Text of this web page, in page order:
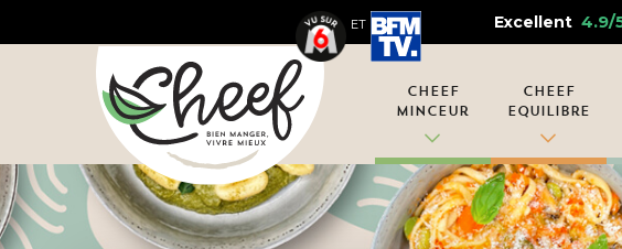
ET Excellent 4.9/
Cheef
Minceur
Cheef
Equilibre